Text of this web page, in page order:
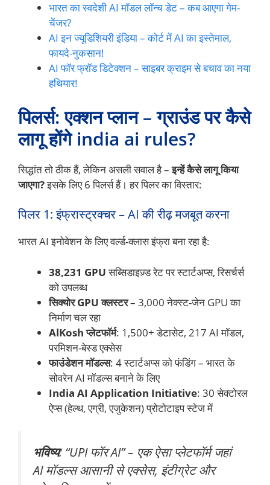
भारत का स्वदेशी AI मॉडल लॉन्च डेट – कब आएगा गेम-
चेंजर?
AI इन ज्यूडिशियरी इंडिया – कोर्ट में AI का इस्तेमाल,
फायदे-नुकसान!
AI फॉर फ्रॉड डिटेक्शन – साइबर क्राइम से बचाव का नया
हथियार!
पिलर्स: एक्शन प्लान – ग्राउंड पर कैसे
लागू होंगे india ai rules?
सिद्धांत तो ठीक हैं, लेकिन असली सवाल है –इन्हें कैसे लागू किया
जाएगा?इसके लिए 6 पिलर्स हैं। हर पिलर का विस्तार:
पिलर 1: इंफ्रास्ट्रक्चर – AI की रीढ़ मजबूत करना
भारत AI इनोवेशन के लिए वर्ल्ड-क्लास इंफ्रा बना रहा है:
38,231 GPUसब्सिडाइज़्ड रेट पर स्टार्टअप्स, रिसर्चर्स
को उपलब्ध
सिक्योर GPU क्लस्टर– 3,000 नेक्स्ट-जेन GPU का
निर्माण चल रहा
AlKosh प्लेटफॉर्म: 1,500+ डेटासेट, 217 AI मॉडल,
परमिशन-बेस्ड एक्सेस
फाउंडेशन मॉडल्स: 4 स्टार्टअप्स को फंडिंग – भारत के
सोवरेन AI मॉडल्स बनाने के लिए
India AI Application Initiative: 30 सेक्टोरल
ऐप्स (हेल्थ, एग्री, एजुकेशन) प्रोटोटाइप स्टेज में
भविष्य: “UPI फॉर AI” – एक ऐसा प्लेटफॉर्म जहां
AI मॉडल्स आसानी से एक्सेस, इंटीग्रेट और